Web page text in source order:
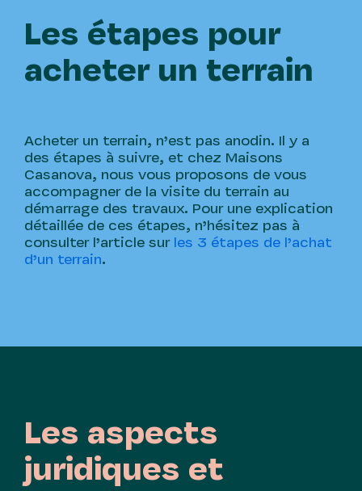
Les étapes pour
acheter un terrain
Acheter un terrain, n’est pas anodin. Il y a
des étapes à suivre, et chez Maisons
Casanova, nous vous proposons de vous
accompagner de la visite du terrain au
démarrage des travaux. Pour une explication
détaillée de ces étapes, n’hésitez pas à
consulter l’article sur les 3 étapes de l’achat
d’un terrain.
Les aspects
juridiques et